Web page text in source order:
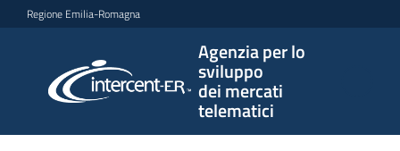
Vai al contenuto
Vai alla navigazione
Vai al footer
Regione Emilia-Romagna
Agenzia per lo
sviluppo
dei mercati
telematici
per lo
sviluppo